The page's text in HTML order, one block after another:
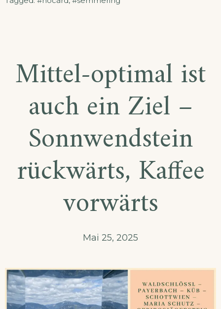
Mittel-optimal ist
auch ein Ziel –
Sonnwendstein
rückwärts, Kaffee
vorwärts
Mai 25, 2025